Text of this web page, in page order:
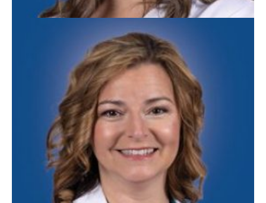
Brandi Swift, APN
Medicina Familiar